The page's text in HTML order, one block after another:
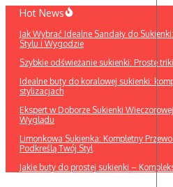
Przejdź
treści
Hot News
Jak Wybrać Idealne Sandały do
Stylu i Wygodzie
Szybkie odświeżanie sukienki: Proste
Idealne buty do koralowej sukienki:
stylizacjach
Ekspert w Doborze Sukienki
Wyglądu
Limonkowa Sukienka: Kompletny
Podkreślą Twój Styl
Jakie buty do prostej sukienki –